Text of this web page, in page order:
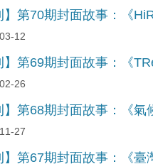
第70期封面故事：《
12
第69期封面故事：《
26
第68期封面故事：《氣
27
第67期封面故事：《